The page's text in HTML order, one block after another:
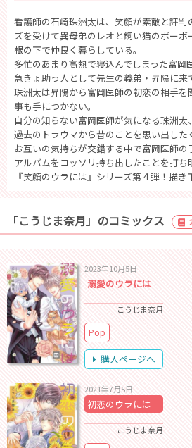
看護師の石崎珠洲太は、笑顔が素敵と評
ズを受けて異母弟のレオと飼い猫のボーボ
根の下で仲良く暮らしている。
多忙のあまり高熱で寝込んでしまった富岡
急きょ助っ人として先生の義弟・昇陽に来
珠洲太は昇陽から富岡医師の初恋の相手
事も手につかない。
自分の知らない富岡医師が気になる珠洲太、
過去のトラウマから昔のことを思い出した
お互いの気持ちが交錯する中で富岡医師の
アルバムをコッソリ持ち出したことを打
『笑顔のウラには』シリーズ第４弾！描き
「こうじま奈月」のコミックス
2023年10月5日
溺愛のウラには
こうじま奈月
Pop
購入ページへ
2021年7月5日
初恋のウラには
こうじま奈月